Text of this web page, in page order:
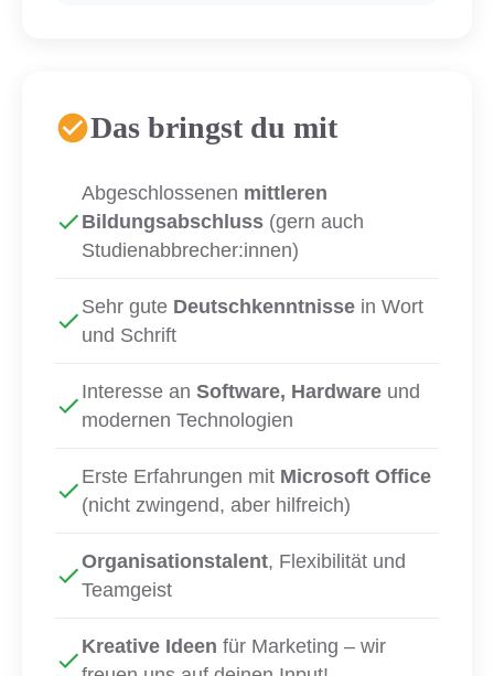
Das bringst du mit
Abgeschlossenen mittleren
Bildungsabschluss (gern auch
Studienabbrecher:innen)
Sehr gute Deutschkenntnisse in Wort
und Schrift
Interesse an Software, Hardware und
modernen Technologien
Erste Erfahrungen mit Microsoft Office
(nicht zwingend, aber hilfreich)
Organisationstalent, Flexibilität und
Teamgeist
Kreative Ideen für Marketing – wir